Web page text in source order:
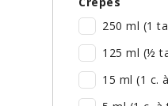
250 ml (1
125 ml (½
15 ml (1 c.